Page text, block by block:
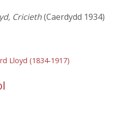
Cricieth(Caerdydd 1934)
Lloyd (1834-1917)